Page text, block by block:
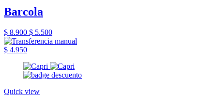
Barcola
$ 8.900 $ 5.500
$ 4.950
Quick view